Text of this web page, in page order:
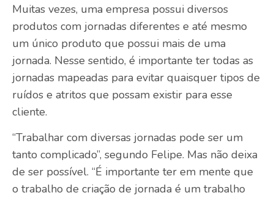
Muitas vezes, uma empresa possui diversos
produtos com jornadas diferentes e até mesmo
um único produto que possui mais de uma
jornada. Nesse sentido, é importante ter todas as
jornadas mapeadas para evitar quaisquer tipos de
ruídos e atritos que possam existir para esse
cliente.
“Trabalhar com diversas jornadas pode ser um
tanto complicado”, segundo Felipe. Mas não deixa
de ser possível. “É importante ter em mente que
o trabalho de criação de jornada é um trabalho